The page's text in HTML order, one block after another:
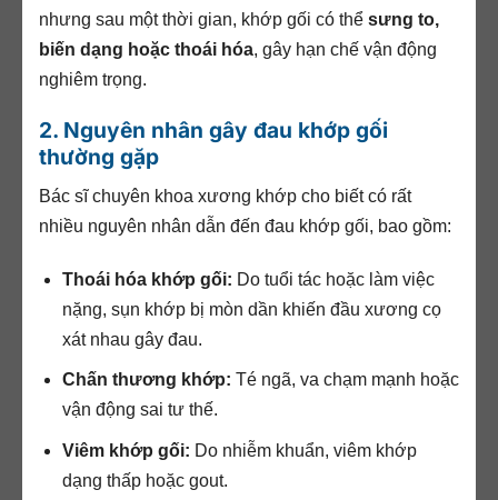
nhưng sau một thời gian, khớp gối có thể sưng to,
biến dạng hoặc thoái hóa, gây hạn chế vận động
nghiêm trọng.
2. Nguyên nhân gây đau khớp gối
thường gặp
Bác sĩ chuyên khoa xương khớp cho biết có rất
nhiều nguyên nhân dẫn đến đau khớp gối, bao gồm:
Thoái hóa khớp gối: Do tuổi tác hoặc làm việc
nặng, sụn khớp bị mòn dần khiến đầu xương cọ
xát nhau gây đau.
Chấn thương khớp: Té ngã, va chạm mạnh hoặc
vận động sai tư thế.
Viêm khớp gối: Do nhiễm khuẩn, viêm khớp
dạng thấp hoặc gout.